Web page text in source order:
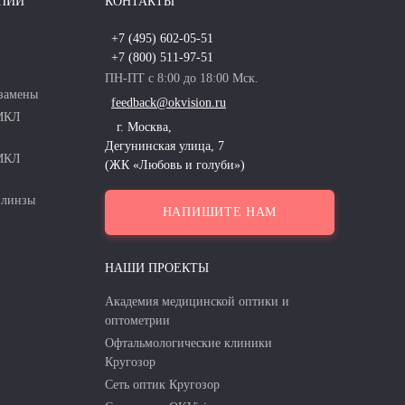
линзы
+7 (495) 602-05-51
+7 (800) 511-97-51
ПН-ПТ с 8:00 до 18:00 Мск.
feedback@okvision.ru
г. Москва,
Дегунинская улица, 7
(ЖК «Любовь и голуби»)
НАПИШИТЕ НАМ
НАШИ ПРОЕКТЫ
Академия медицинской оптики и
оптометрии
Офтальмологические клиники
Кругозор
Сеть оптик Кругозор